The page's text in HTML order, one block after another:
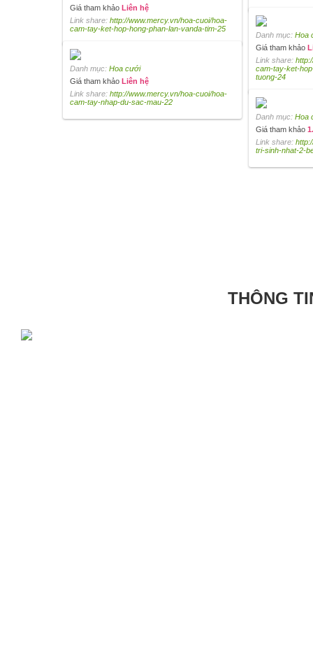
Giá tham khảo Liên hệ
Link share: http://www.mercy.vn/hoa-cuoi/hoa-
cam-tay-ket-hop-hong-phan-lan-vanda-tim-25
Danh mục: Hoa
Giá tham khảo
Link share:
cam-tay-ket-
tuong-24
Danh mục: Hoa cưới
Giá tham khảo Liên hệ
Link share: http://www.mercy.vn/hoa-cuoi/hoa-
cam-tay-nhap-du-sac-mau-22
Danh mục: Hoa
Giá tham khảo
Link share:
tri-sinh-nhat-2-
THÔNG